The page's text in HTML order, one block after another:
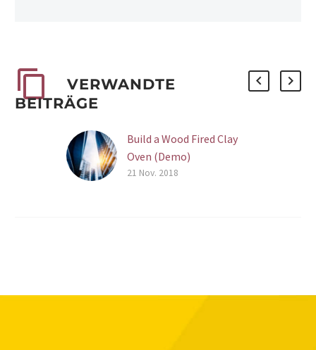
VERWANDTE
BEITRÄGE
Build a Wood Fired Clay
Oven (Demo)
21 Nov. 2018